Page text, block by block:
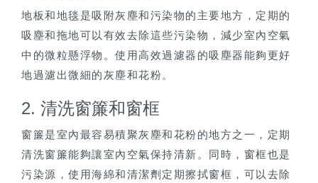
地板和地毯是吸附灰塵和污染物的主要地方，定期的
吸塵和拖地可以有效去除這些污染物，減少室內空氣
中的微粒懸浮物。使用高效過濾器的吸塵器能夠更好
地過濾出微細的灰塵和花粉。
2. 清洗窗簾和窗框
窗簾是室內最容易積聚灰塵和花粉的地方之一，定期
清洗窗簾能夠讓室內空氣保持清新。同時，窗框也是
污染源，使用海綿和清潔劑定期擦拭窗框，可以去除